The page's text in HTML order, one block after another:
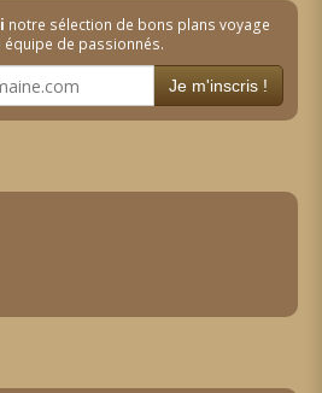
notre sélection de bons plans voyage
équipe de passionnés.
Je m'inscris !